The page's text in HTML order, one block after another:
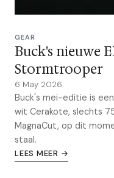
GEAR
Buck's nieuwe
Stormtrooper
6 May 2026
Buck's mei-editie is
wit Cerakote, slechts
MagnaCut, op dit
staal.
LEES MEER →